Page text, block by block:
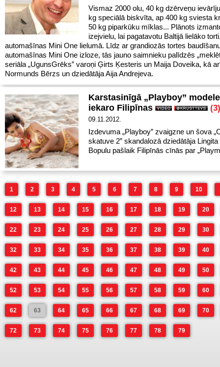
Vismaz 2000 olu, 40 kg dzērveņu
kg speciālā biskvīta, ap 400 kg sviesta
50 kg piparkūku mīklas... Plānots
izejvielu, lai pagatavotu Baltijā lielāko
automašīnas Mini One lielumā. Līdz ar grandiozās tortes
automašīnas Mini One izloze, tās jauno saimnieku palīdzēs
seriāla „UgunsGrēks” varoņi Ģirts Ķesteris un Maija Doveika, kā
Normunds Bērzs un dziedātāja Aija Andrejeva.
Karstasinīgā „Playboy”
iekaro Filipīnas
(3)
09.11.2012.
Izdevuma „Playboy” zvaigzne un šova
skatuve 2” skandalozā dziedātāja Lingita
Bopulu pašlaik Filipīnās cīnās par
1 2 3 4 5 6 7 8 9 10
12 13 14 15 16 17 18 19 20
22 23 24 25 26 27 28 29 30
32 33 34 35 36 37 38 39 40
42 43 44 45 46 47 48 49 50
52 53 54 55 56 57 58 59 60
62 63 64 65 66 67 68 69 70
72 73 74 75 76 77 78 79